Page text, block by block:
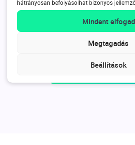
hátrányosan befolyásolhat bizonyos
Mindent elfogad
Megtagadás
Beállítások
Energy
22690Ft